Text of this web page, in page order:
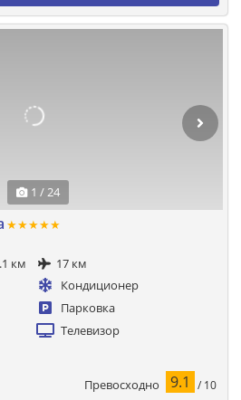
1 / 24
★★★★★
км
17 км
Кондиционер
Парковка
Телевизор
Превосходно 9.1 / 10